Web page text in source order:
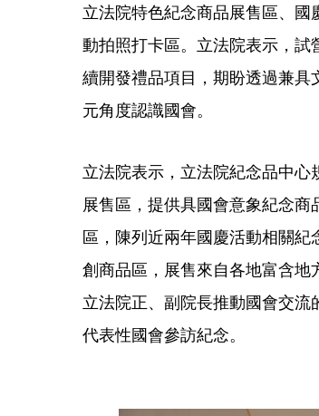
立法院特色紀念商品展售區、
動拍照打卡區。立法院表示，
續開發禮品項目，期盼透過兼
元角度認識國會。
立法院表示，立法院紀念品中
展售區，提供具國會意象紀念
區，陳列近兩年國慶活動相關
創商品區，展售來自各地富含
立法院正、副院長推動國會交
代表性國會參訪紀念。